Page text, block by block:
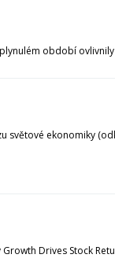
období
ekonomiky
Drives Stock